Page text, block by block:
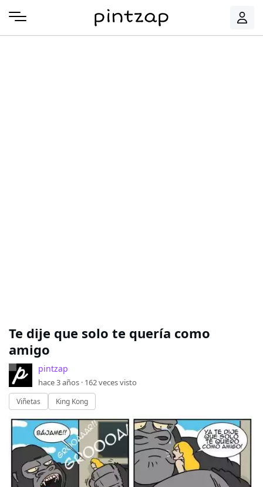
Te dije que solo te quería como
amigo
pintzap
hace 3 años · 162veces visto
Viñetas King Kong